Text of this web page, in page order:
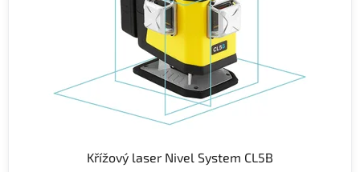
Křížový laser Nivel System CL5B